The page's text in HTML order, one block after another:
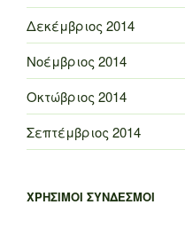
Δεκέμβριος 2014
Νοέμβριος 2014
Οκτώβριος 2014
Σεπτέμβριος 2014
ΧΡΗΣΙΜΟΙ ΣΥΝΔΕΣΜΟΙ